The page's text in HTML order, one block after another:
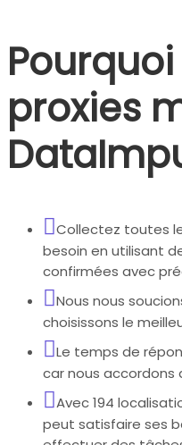
proxies
Collectez toutes
besoin en utilisant
confirmées avec
Nous nous
choisissons le
Le temps de
car nous accordons
Avec 194
peut satisfaire ses